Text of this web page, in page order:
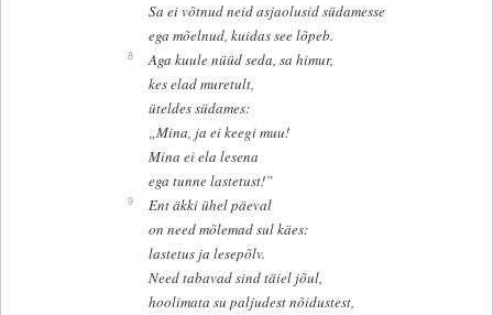
Sa ei võtnud neid asjaolusid südamesse
ega mõelnud, kuidas see lõpeb.
8
Aga kuule nüüd seda, sa himur,
kes elad muretult,
üteldes südames:
„Mina, ja ei keegi muu!
Mina ei ela lesena
ega tunne lastetust!”
9
Ent äkki ühel päeval
on need mõlemad sul käes:
lastetus ja lesepõlv.
Need tabavad sind täiel jõul,
hoolimata su paljudest nõidustest,